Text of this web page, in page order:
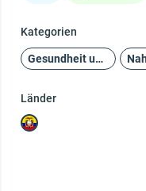
Kategorien
Gesundheit und Schönheit
Länder